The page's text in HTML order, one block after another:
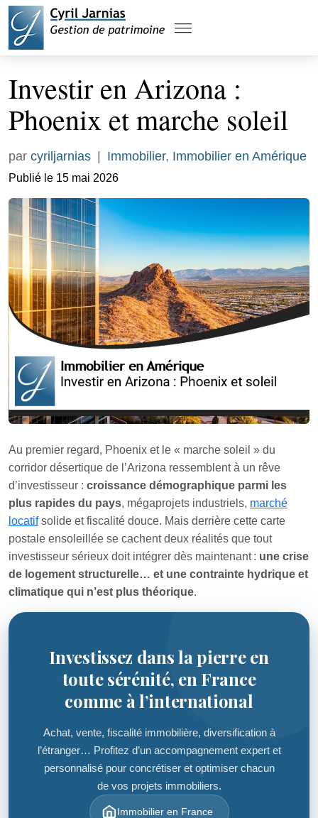
Investir en Arizona :
Phoenix et marche soleil
par cyriljarnias Immobilier, Immobilier en Amérique
Publié le 15 mai 2026
Au premier regard, Phoenix et le « marche soleil » du
corridor désertique de l’Arizona ressemblent à un rêve
d’investisseur : croissance démographique parmi les
plus rapides du pays, mégaprojets industriels, marché
locatifsolide et fiscalité douce. Mais derrière cette carte
postale ensoleillée se cachent deux réalités que tout
investisseur sérieux doit intégrer dès maintenant : une crise
de logement structurelle… et une contrainte hydrique et
climatique qui n’est plus théorique.
Investissez dans la pierre en
toute sérénité, en France
comme à l’international
Achat, vente, fiscalité immobilière, diversification à
l’étranger… Profitez d’un accompagnement expert et
personnalisé pour concrétiser et optimiser chacun
de vos projets immobiliers.
Immobilier en France